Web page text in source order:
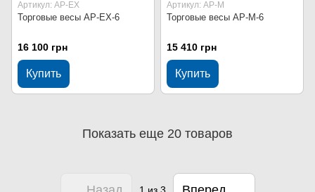
Артикул: AP-EX
Торговые весы AP-EX-6
16 100 грн
Купить
Артикул: AP-M
Торговые весы AP-M-6
15 410 грн
Купить
Показать еще 20 товаров